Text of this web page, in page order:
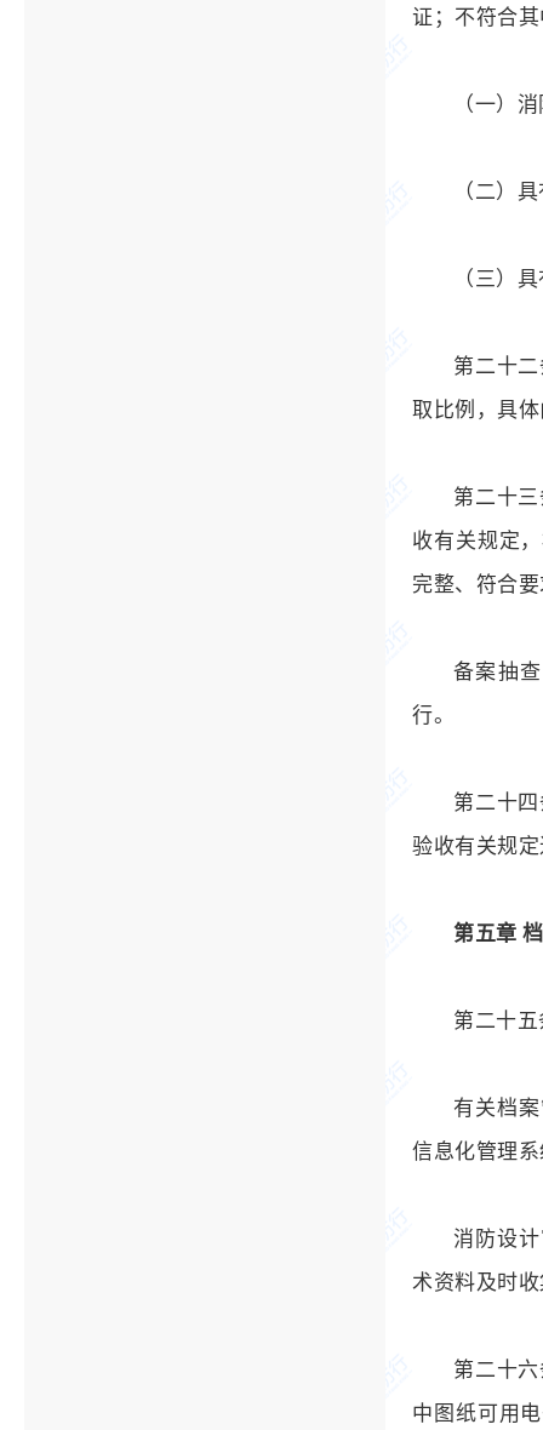
证；不符合
（一）
（二）
（三）
第二十
取比例，具
第二十
收有关规定
完整、符合
备案抽
行。
第二十
验收有关规
第五章
第二十
有关档
信息化管理
消防设
术资料及时
第二十
中图纸可用